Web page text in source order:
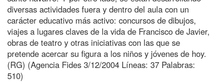
diversas actividades fuera y dentro del aula con un
carácter educativo más activo: concursos de dibujos,
viajes a lugares claves de la vida de Francisco de Javier,
obras de teatro y otras iniciativas con las que se
pretende acercar su figura a los niños y jóvenes de hoy.
(RG) (Agencia Fides 3/12/2004 Líneas: 37 Palabras:
510)